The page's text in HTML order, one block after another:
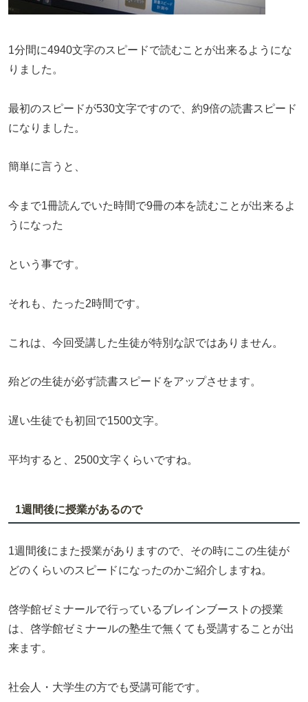
1分間に4940文字のスピードで読むことが出来るようにな
りました。
最初のスピードが530文字ですので、約9倍の読書スピード
になりました。
簡単に言うと、
今まで1冊読んでいた時間で9冊の本を読むことが出来るよ
うになった
という事です。
それも、たった2時間です。
これは、今回受講した生徒が特別な訳ではありません。
殆どの生徒が必ず読書スピードをアップさせます。
遅い生徒でも初回で1500文字。
平均すると、2500文字くらいですね。
1週間後に授業があるので
1週間後にまた授業がありますので、その時にこの生徒が
どのくらいのスピードになったのかご紹介しますね。
啓学館ゼミナールで行っているブレインブーストの授業
は、啓学館ゼミナールの塾生で無くても受講することが出
来ます。
社会人・大学生の方でも受講可能です。